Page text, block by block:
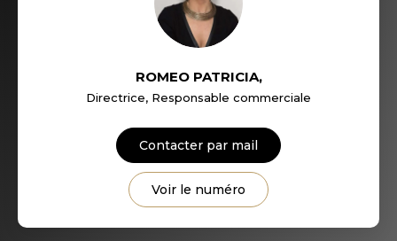
ROMEO PATRICIA,
Directrice, Responsable commerciale
Contacter par mail
Voir le numéro